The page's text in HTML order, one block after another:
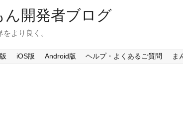
ん開発者ブログ
より良く。
iOS版 Android版 ヘルプ・よくあるご質問 ま